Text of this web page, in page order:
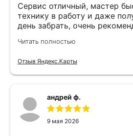
Сервис отличный, мастер
технику в работу и даже
день забрать, очень рекомендую
Читать полностью
Отзыв Яндекс.Карты
андрей ф.
9 мая 2026